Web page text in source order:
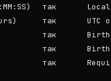
так
так
UTC
так
так
так